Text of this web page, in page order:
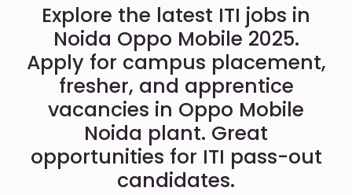
Explore the latest ITI jobs in
Noida Oppo Mobile 2025.
Apply for campus placement,
fresher, and apprentice
vacancies in Oppo Mobile
Noida plant. Great
opportunities for ITI pass-out
candidates.